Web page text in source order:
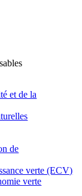
et de la
de
verte (ECV)
verte